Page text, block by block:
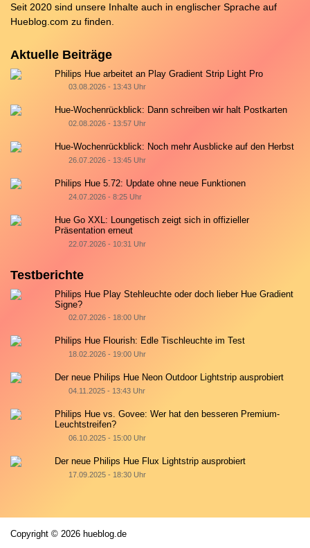
Seit 2020 sind unsere Inhalte auch in englischer Sprache auf
Hueblog.com zu finden.
Aktuelle Beiträge
Philips Hue arbeitet an Play Gradient Strip Light Pro
03.08.2026 - 13:43 Uhr
Hue-Wochenrückblick: Dann schreiben wir halt Postkarten
02.08.2026 - 13:57 Uhr
Hue-Wochenrückblick: Noch mehr Ausblicke auf den Herbst
26.07.2026 - 13:45 Uhr
Philips Hue 5.72: Update ohne neue Funktionen
24.07.2026 - 8:25 Uhr
Hue Go XXL: Loungetisch zeigt sich in offizieller
Präsentation erneut
22.07.2026 - 10:31 Uhr
Testberichte
Philips Hue Play Stehleuchte oder doch lieber Hue Gradient
Signe?
02.07.2026 - 18:00 Uhr
Philips Hue Flourish: Edle Tischleuchte im Test
18.02.2026 - 19:00 Uhr
Der neue Philips Hue Neon Outdoor Lightstrip ausprobiert
04.11.2025 - 13:43 Uhr
Philips Hue vs. Govee: Wer hat den besseren Premium-
Leuchtstreifen?
06.10.2025 - 15:00 Uhr
Der neue Philips Hue Flux Lightstrip ausprobiert
17.09.2025 - 18:30 Uhr
Copyright © 2026 hueblog.de